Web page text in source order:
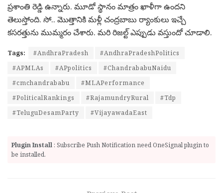
ప్ర‌శాంతి రెడ్డి ఉన్నారు. మూడో స్థానం మాత్రం ఖాళీగా ఉంద‌ని
తెలుస్తోంది. సో.. మొత్తానికి మ‌ళ్లీ చంద్ర‌బాబు ర్యాంకులు ఇచ్చే
క‌స‌రత్తును ముమ్మ‌రం చేశారు. మ‌రి రిజ‌ల్ట్ ఎప్పుడు వ‌స్తుందో చూడాలి.
Tags: #AndhraPradesh
#AndhraPradeshPolitics
#APMLAs
#APpolitics
#ChandrababuNaidu
#cmchandrababu
#MLAPerformance
#PoliticalRankings
#RajamundryRural
#Tdp
#TeluguDesamParty
#VijayawadaEast
Plugin Install : Subscribe Push Notification need OneSignal plugin to
be installed.